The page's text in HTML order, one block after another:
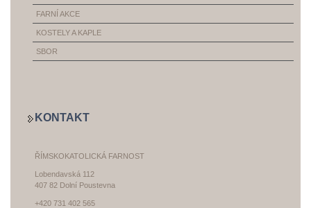
FARNÍ AKCE
KOSTELY A KAPLE
SBOR
KONTAKT
ŘÍMSKOKATOLICKÁ FARNOST
Lobendavská 112
407 82 Dolní Poustevna
+420 731 402 565